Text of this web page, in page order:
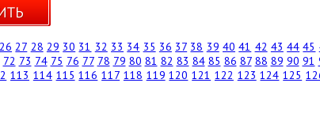
26 27 28 29 30 31 32 33 34 35 36 37 38 39 40 41 42 43 44 45
72 73 74 75 76 77 78 79 80 81 82 83 84 85 86 87 88 89 90 91
113 114 115 116 117 118 119 120 121 122 123 124 125